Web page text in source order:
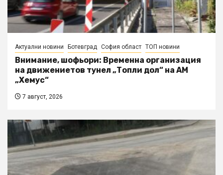
Актуални новини Ботевград София област ТОП новини
Внимание, шофьори: Временна организация
на движениетов тунел „Топли дол“ на АМ
„Хемус“
7 август, 2026